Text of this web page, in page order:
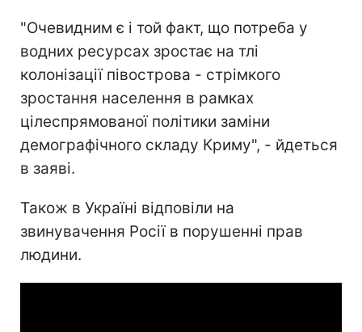
"Очевидним є і той факт, що потреба у
водних ресурсах зростає на тлі
колонізації півострова - стрімкого
зростання населення в рамках
цілеспрямованої політики заміни
демографічного складу Криму", - йдеться
в заяві.
Також в Україні відповіли на
звинувачення Росії в порушенні прав
людини.